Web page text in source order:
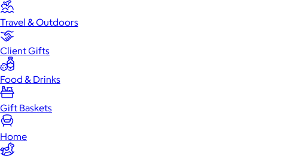
Travel & Outdoors
Client Gifts
Food & Drinks
Gift Baskets
Home